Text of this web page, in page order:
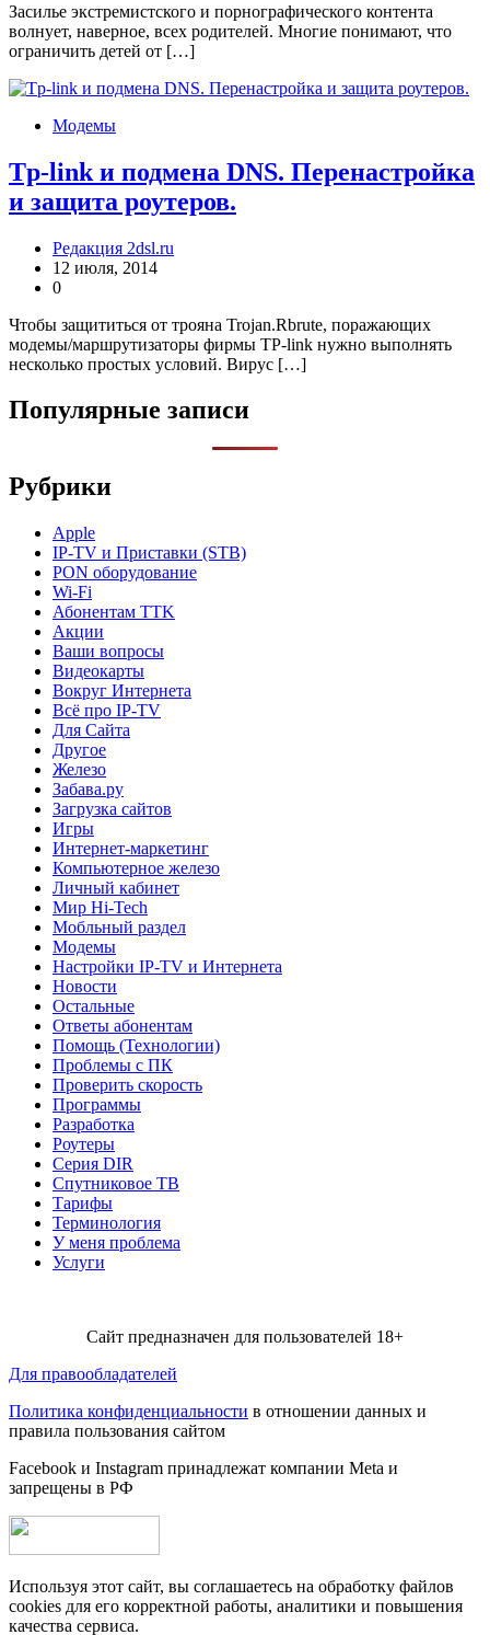
Засилье экстремистского и порнографического контента
волнует, наверное, всех родителей. Многие понимают, что
ограничить детей от […]
Модемы
Tp-link и подмена DNS. Перенастройка
и защита роутеров.
Редакция 2dsl.ru
12 июля, 2014
0
Чтобы защититься от трояна Trojan.Rbrute, поражающих
модемы/маршрутизаторы фирмы TP-link нужно выполнять
несколько простых условий. Вирус […]
Популярные записи
Рубрики
Apple
IP-TV и Приставки (STB)
PON оборудование
Wi-Fi
Абонентам TTK
Акции
Ваши вопросы
Видеокарты
Вокруг Интернета
Всё про IP-TV
Для Сайта
Другое
Железо
Забава.ру
Загрузка сайтов
Игры
Интернет-маркетинг
Компьютерное железо
Личный кабинет
Мир Hi-Tech
Мобльный раздел
Модемы
Настройки IP-TV и Интернета
Новости
Остальные
Ответы абонентам
Помощь (Технологии)
Проблемы с ПК
Проверить скорость
Программы
Разработка
Роутеры
Серия DIR
Спутниковое ТВ
Тарифы
Терминология
У меня проблема
Услуги
Сайт предназначен для пользователей 18+
Для правообладателей
Политика конфиденциальности в отношении данных и
правила пользования сайтом
Facebook и Instagram принадлежат компании Metа и
запрещены в РФ
Используя этот сайт, вы соглашаетесь на обработку файлов
cookies для его корректной работы, аналитики и повышения
качества сервиса.